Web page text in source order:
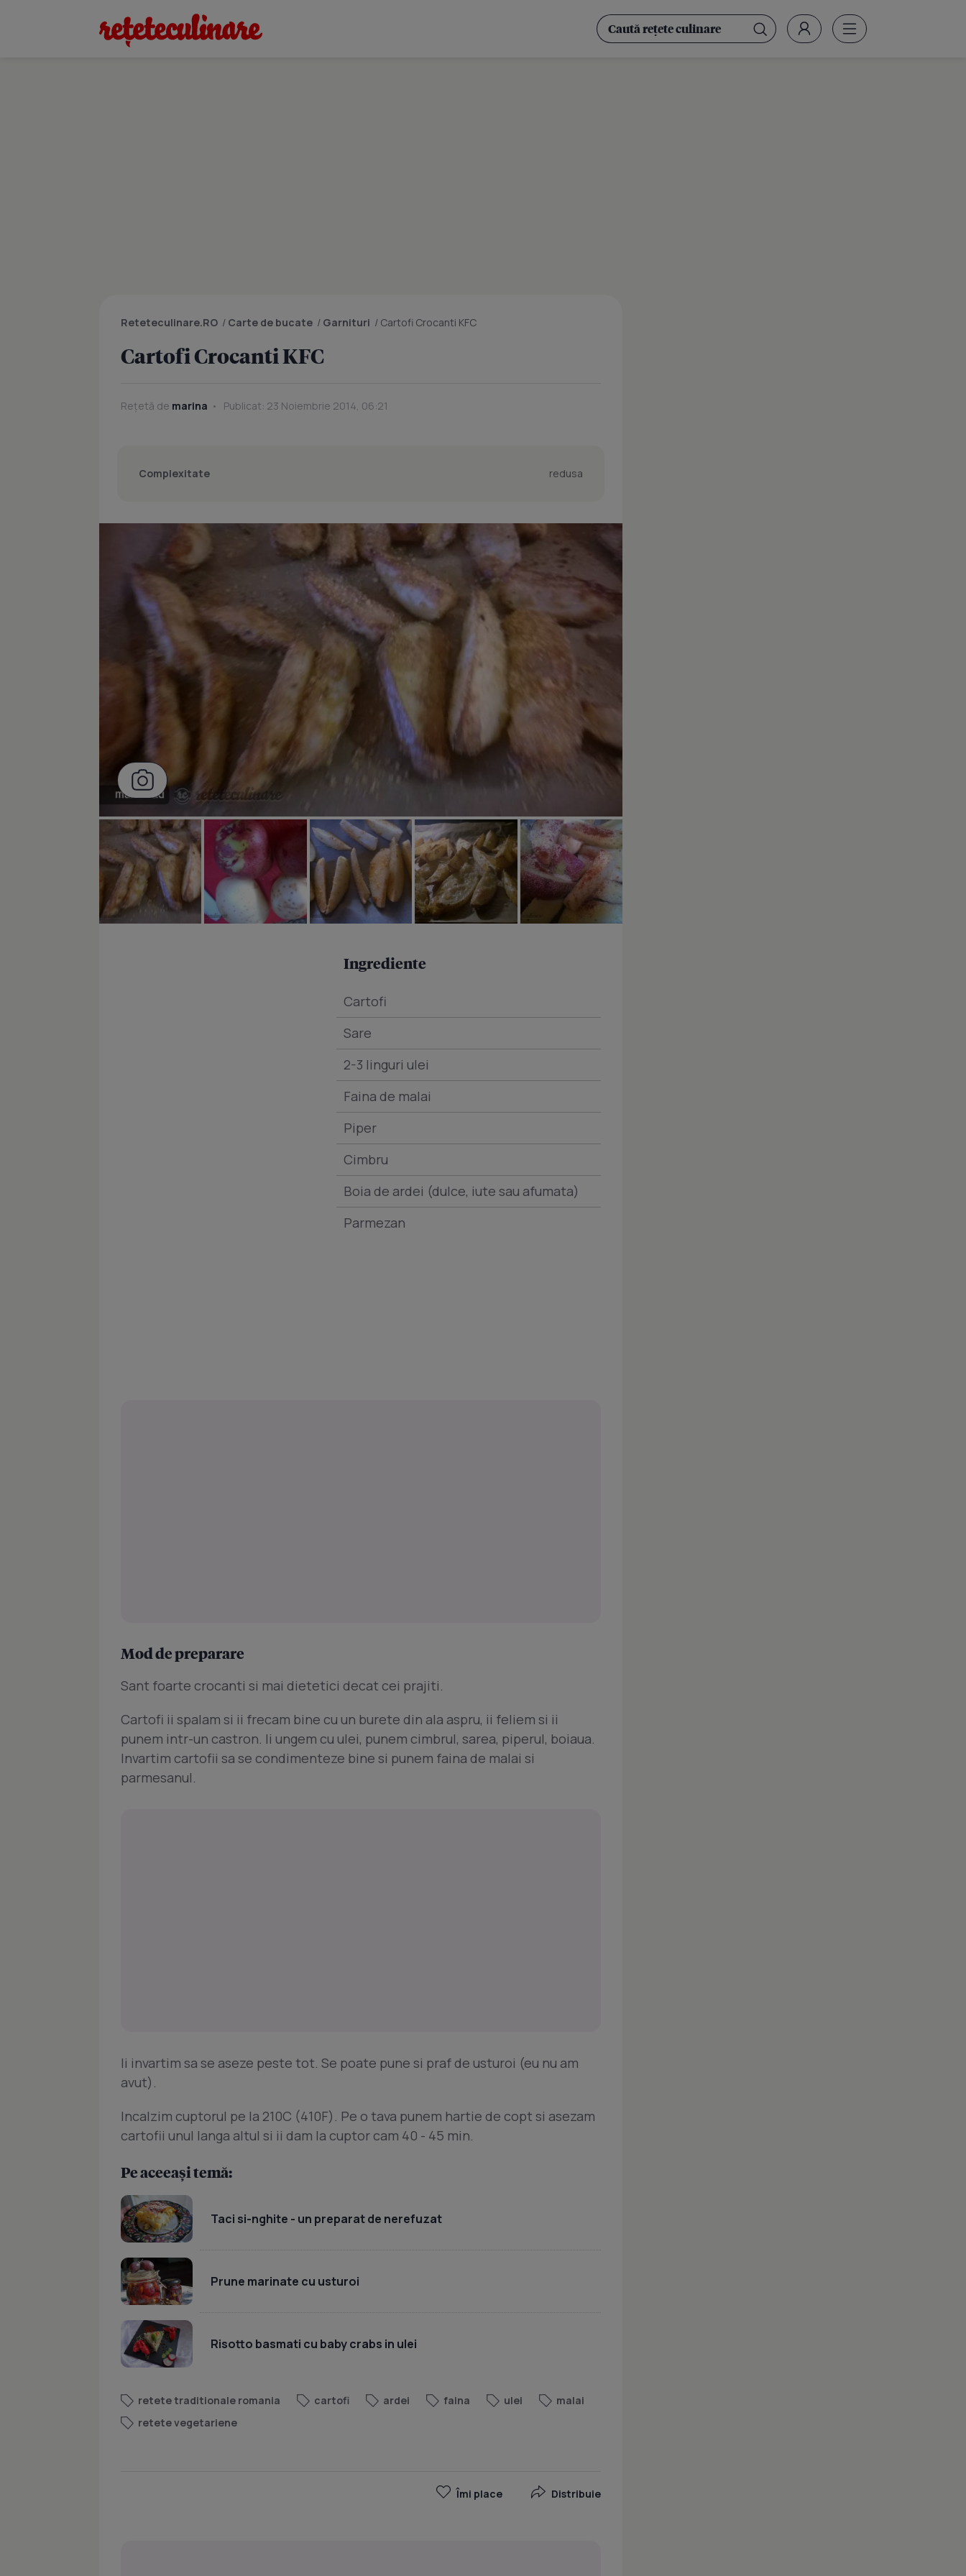
Reteteculinare.RO / Carte de bucate / Garnituri / Cartofi Crocanti KFC
Cartofi Crocanti KFC
Rețetă de marina Publicat: 23 Noiembrie 2014, 06:21
Complexitate redusa
Ingrediente
Cartofi
Sare
2-3 linguri ulei
Faina de malai
Piper
Cimbru
Boia de ardei (dulce, iute sau afumata)
Parmezan
Mod de preparare
Sant foarte crocanti si mai dietetici decat cei prajiti.
Cartofi ii spalam si ii frecam bine cu un burete din ala aspru, ii feliem si ii
punem intr-un castron. Ii ungem cu ulei, punem cimbrul, sarea, piperul, boiaua.
Invartim cartofii sa se condimenteze bine si punem faina de malai si
parmesanul.
Ii invartim sa se aseze peste tot. Se poate pune si praf de usturoi (eu nu am
avut).
Incalzim cuptorul pe la 210C (410F). Pe o tava punem hartie de copt si asezam
cartofii unul langa altul si ii dam la cuptor cam 40 - 45 min.
Pe aceeași temă:
Taci si-nghite - un preparat de nerefuzat
Prune marinate cu usturoi
Risotto basmati cu baby crabs in ulei
retete traditionale romania cartofi ardei faina ulei
malai
retete vegetariene
Îmi place Distribuie